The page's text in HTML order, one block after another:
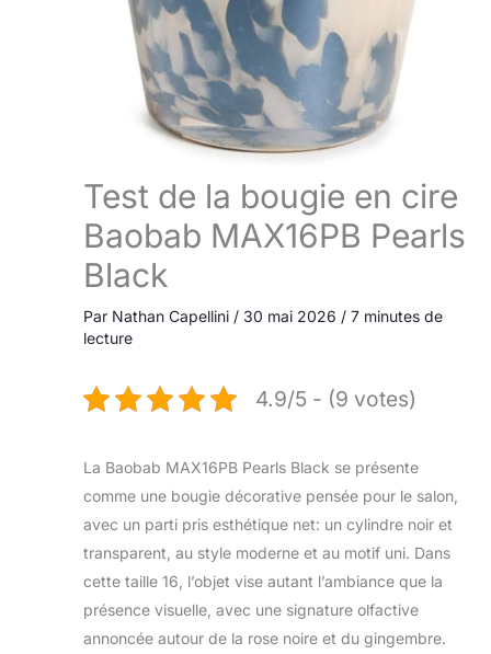
Test de la bougie en cire
Baobab MAX16PB Pearls
Black
Par Nathan Capellini / 30 mai 2026 / 7 minutes de
lecture
4.9/5 - (9 votes)
La Baobab MAX16PB Pearls Black se présente
comme une bougie décorative pensée pour le salon,
avec un parti pris esthétique net: un cylindre noir et
transparent, au style moderne et au motif uni. Dans
cette taille 16, l’objet vise autant l’ambiance que la
présence visuelle, avec une signature olfactive
annoncée autour de la rose noire et du gingembre.